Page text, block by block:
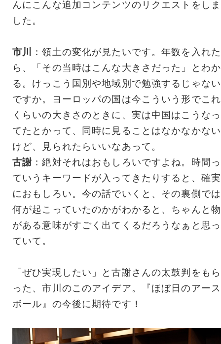
んにこんな追加コンテンツのリクエストをしま
した。
市川
：領土の変化が見たいです。年数を入れた
ら、「その当時はこんな大きさだった」とわか
る。けっこう国別や地域別で勉強するじゃない
ですか。ヨーロッパの国は今こういう形でこれ
くらいの大きさのときに、実は中国はこうなっ
てたとかって、同時に見ることはなかなかない
けど、見られたらいいなあって。
古謝 ：絶対それはおもしろいですよね。時間っ
ていうキーワードが入ってきたりすると、確実
におもしろい。今の話でいくと、その裏側では
何が起こっていたのかがわかると、ちゃんと物
がある意味がすごく出てくるだろうなぁと思っ
ていて。
「ぜひ実現したい」と古謝さんの太鼓判をもら
った、市川のこのアイデア。『ほぼ日のアース
ボール』の今後に期待です！